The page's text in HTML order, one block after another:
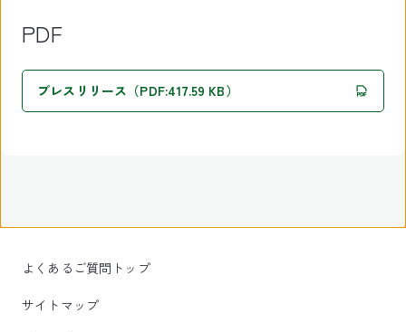
PDF
プレスリリース（PDF:417.59 KB）
よくあるご質問トップ
サイトマップ